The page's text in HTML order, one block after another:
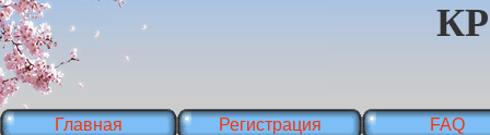
Главная Регистрация FAQ